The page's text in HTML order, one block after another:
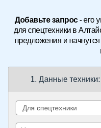
Добавьте запрос- его
для спецтехники в
предложения и
1. Данные техники: